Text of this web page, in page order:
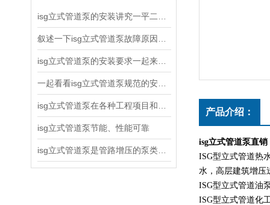
isg立式管道泵节能、性能可靠
产品介绍：
isg立式管道泵直销
ISG型立式管道热
水，高层建筑增压
ISG型立式管道油
ISG型立式管道化